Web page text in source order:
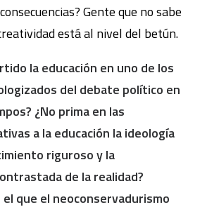
Gente que no sabe
está al nivel del betún.
la educación en uno de los
del debate político en
¿No prima en las
a la educación la ideología
riguroso y la
de la realidad?
que el neoconservadurismo